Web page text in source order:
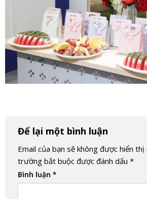
Để lại một bình luận
Email của bạn sẽ không được hiển thị
trường bắt buộc được đánh dấu *
Bình luận *